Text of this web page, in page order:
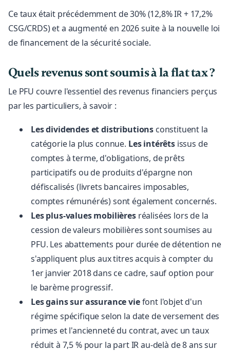
Ce taux était précédemment de 30% (12,8% IR + 17,2%
CSG/CRDS) et a augmenté en 2026 suite à la nouvelle loi
de financement de la sécurité sociale.
Quels revenus sont soumis à la flat tax ?
Le PFU couvre l'essentiel des revenus financiers perçus
par les particuliers, à savoir :
Les dividendes et distributions constituent la
catégorie la plus connue. Les intérêtsissus de
comptes à terme, d'obligations, de prêts
participatifs ou de produits d'épargne non
défiscalisés (livrets bancaires imposables,
comptes rémunérés) sont également concernés.
Les plus-values mobilièresréalisées lors de la
cession de valeurs mobilières sont soumises au
PFU. Les abattements pour durée de détention ne
s'appliquent plus aux titres acquis à compter du
1er janvier 2018 dans ce cadre, sauf option pour
le barème progressif.
Les gains sur assurance viefont l'objet d'un
régime spécifique selon la date de versement des
primes et l'ancienneté du contrat, avec un taux
réduit à 7,5 % pour la part IR au-delà de 8 ans sur